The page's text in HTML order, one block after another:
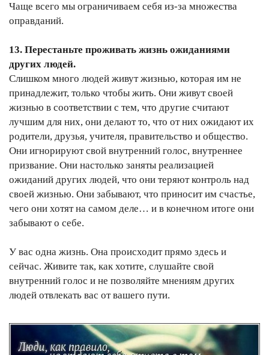
Чаще всего мы ограничиваем себя из-за множества
оправданий.
13. Перестаньте проживать жизнь ожиданиями
других людей.
Слишком много людей живут жизнью, которая им не
принадлежит, только чтобы жить. Они живут своей
жизнью в соответствии с тем, что другие считают
лучшим для них, они делают то, что от них ожидают их
родители, друзья, учителя, правительство и общество.
Они игнорируют свой внутренний голос, внутреннее
призвание. Они настолько заняты реализацией
ожиданий других людей, что они теряют контроль над
своей жизнью. Они забывают, что приносит им счастье,
чего они хотят на самом деле… и в конечном итоге они
забывают о себе.
У вас одна жизнь. Она происходит прямо здесь и
сейчас. Живите так, как хотите, слушайте свой
внутренний голос и не позволяйте мнениям других
людей отвлекать вас от вашего пути.